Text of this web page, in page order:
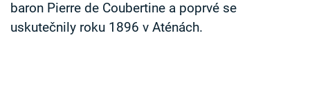
baron Pierre de Coubertine a poprvé se
uskutečnily roku 1896 v Aténách.